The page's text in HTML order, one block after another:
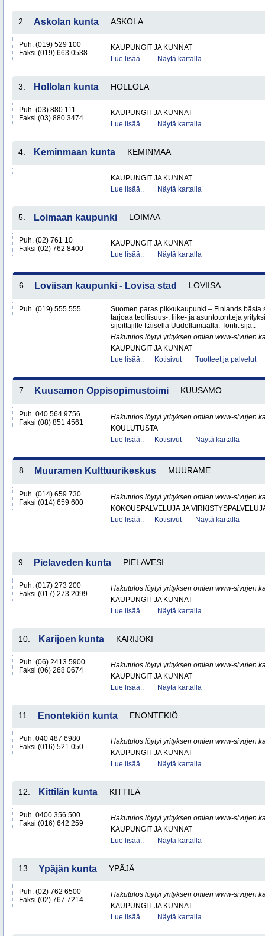
2. Askolan kunta ASKOLA
Puh. (019) 529 100
Faksi (019) 663 0538
KAUPUNGIT JA KUNNAT
Lue lisää..
Näytä kartalla
3. Hollolan kunta HOLLOLA
Puh. (03) 880 111
Faksi (03) 880 3474
KAUPUNGIT JA KUNNAT
Lue lisää..
Näytä kartalla
4. Keminmaan kunta KEMINMAA
KAUPUNGIT JA KUNNAT
Lue lisää..
Näytä kartalla
5. Loimaan kaupunki LOIMAA
Puh. (02) 761 10
Faksi (02) 762 8400
KAUPUNGIT JA KUNNAT
Lue lisää..
Näytä kartalla
6. Loviisan kaupunki - Lovisa stad LOVIISA
Puh. (019) 555 555
Suomen paras pikkukaupunki – Finlands bästa
tarjoaa teollisuus-, liike- ja asuntotontteja
sijoittajille Itäisellä Uudellamaalla. Tontit sija..
Hakutulos löytyi yrityksen omien www-sivujen
KAUPUNGIT JA KUNNAT
Lue lisää..
Kotisivut Tuotteet ja palvelut
7. Kuusamon Oppisopimustoimi KUUSAMO
Puh. 040 564 9756
Faksi (08) 851 4561
Hakutulos löytyi yrityksen omien www-sivujen
KOULUTUSTA
Lue lisää..
Kotisivut Näytä kartalla
8. Muuramen Kulttuurikeskus MUURAME
Puh. (014) 659 730
Faksi (014) 659 600
Hakutulos löytyi yrityksen omien www-sivujen
KOKOUSPALVELUJA JA
Lue lisää..
Kotisivut Näytä kartalla
9. Pielaveden kunta PIELAVESI
Puh. (017) 273 200
Faksi (017) 273 2099
Hakutulos löytyi yrityksen omien www-sivujen
KAUPUNGIT JA KUNNAT
Lue lisää..
Näytä kartalla
10. Karijoen kunta KARIJOKI
Puh. (06) 2413 5900
Faksi (06) 268 0674
Hakutulos löytyi yrityksen omien www-sivujen
KAUPUNGIT JA KUNNAT
Lue lisää..
Näytä kartalla
11. Enontekiön kunta ENONTEKIÖ
Puh. 040 487 6980
Faksi (016) 521 050
Hakutulos löytyi yrityksen omien www-sivujen
KAUPUNGIT JA KUNNAT
Lue lisää..
Näytä kartalla
12. Kittilän kunta KITTILÄ
Puh. 0400 356 500
Faksi (016) 642 259
Hakutulos löytyi yrityksen omien www-sivujen
KAUPUNGIT JA KUNNAT
Lue lisää..
Näytä kartalla
13. Ypäjän kunta YPÄJÄ
Puh. (02) 762 6500
Faksi (02) 767 7214
Hakutulos löytyi yrityksen omien www-sivujen
KAUPUNGIT JA KUNNAT
Lue lisää..
Näytä kartalla